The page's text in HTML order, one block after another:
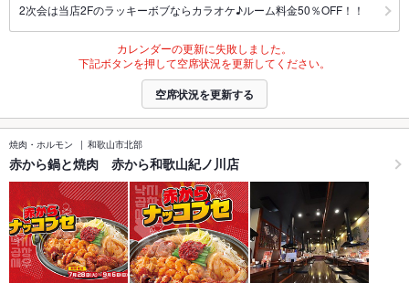
2次会は当店2Fのラッキーボブならカラオケ♪ルーム料金50％OFF！！
カレンダーの更新に失敗しました。
下記ボタンを押して空席状況を更新してください。
空席状況を更新する
焼肉・ホルモン 和歌山市北部
赤から鍋と焼肉 赤から和歌山紀ノ川店